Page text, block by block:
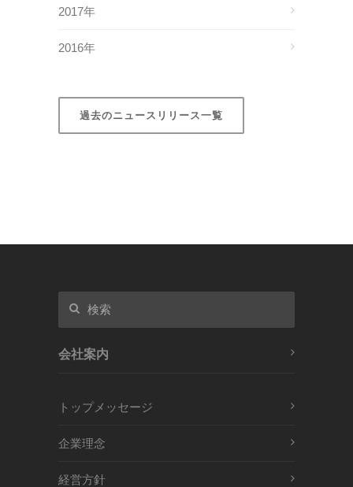
2017年
2016年
過去のニュースリリース一覧
会社案内
トップメッセージ
企業理念
経営方針